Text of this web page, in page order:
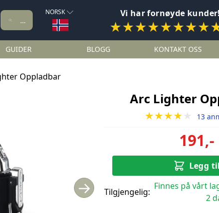
NORSK Vi har fornøyde kunder!
GUIDER BLOGG KONTAKT OSS
Oppladbar
→
Arc Lighter
★★★★ ★ 13
191,-
Legg til
Tilgjengelig:
Finnes på vårt
2